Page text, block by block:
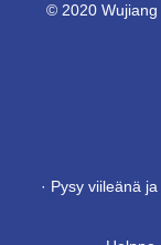
© 2020 Wujiang
· Pysy viileänä